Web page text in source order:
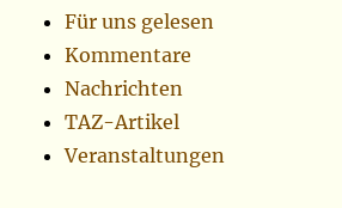
Für uns gelesen
Kommentare
Nachrichten
TAZ-Artikel
Veranstaltungen